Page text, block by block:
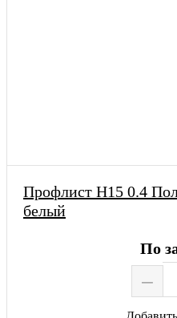
Профлист Н15 0.4
белый
По
–